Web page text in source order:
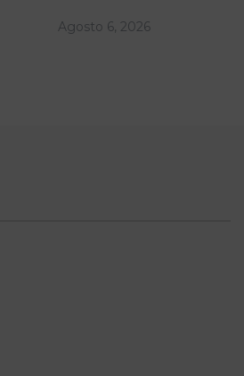
Agosto 6, 2026